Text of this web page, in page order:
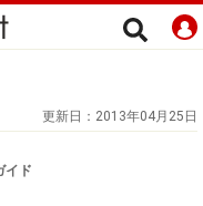
更新日： 2013年04月25日
イド